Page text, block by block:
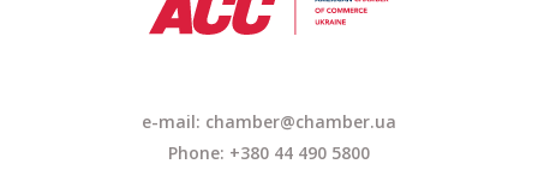
e-mail: chamber@chamber.ua
Phone: +380 44 490 5800